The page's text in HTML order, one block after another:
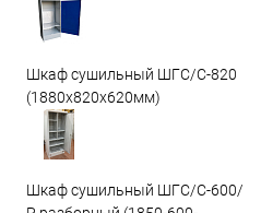
Шкаф сушильный ШГС/C-820
(1880x820x620мм)
Шкаф сушильный ШГС/С-600/